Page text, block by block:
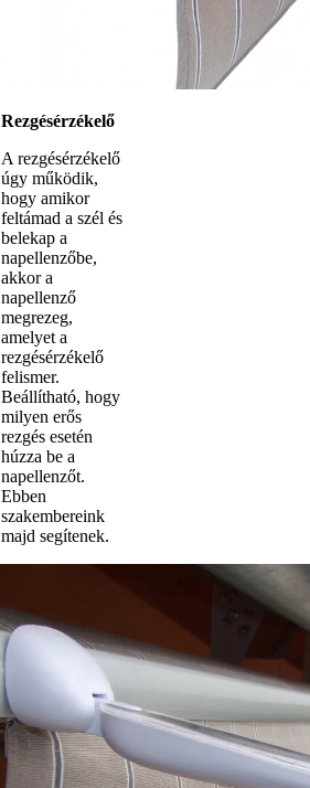
Rezgésérzékelő
A rezgésérzékelő
úgy működik,
hogy amikor
feltámad a szél és
belekap a
napellenzőbe,
akkor a
napellenző
megrezeg,
amelyet a
rezgésérzékelő
felismer.
Beállítható, hogy
milyen erős
rezgés esetén
húzza be a
napellenzőt.
Ebben
szakembereink
majd segítenek.